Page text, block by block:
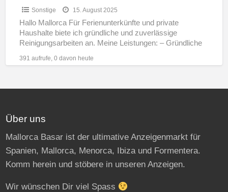
Sonstige 15. August 2025
Hallo Mallorca Für Ferienunterkünfte und private
Haushalte biete ich gründliche und zuverlässige
Reinigungsarbeiten an. Meine Leistungen: – Gründliche
391 aufrufe, 0 davon heute
Über uns
Mallorca Basar ist der ultimative Anzeigenmarkt für
Spanien, Mallorca, Menorca, Ibiza und Formentera.
Komm herein und stöbere in unseren Anzeigen.
Wir wünschen Dir viel Spass